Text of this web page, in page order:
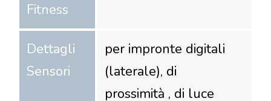
Fitness
Dettagli
Sensori
per impronte digitali
(laterale), di
prossimità , di luce